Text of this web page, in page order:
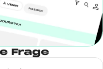
Frage